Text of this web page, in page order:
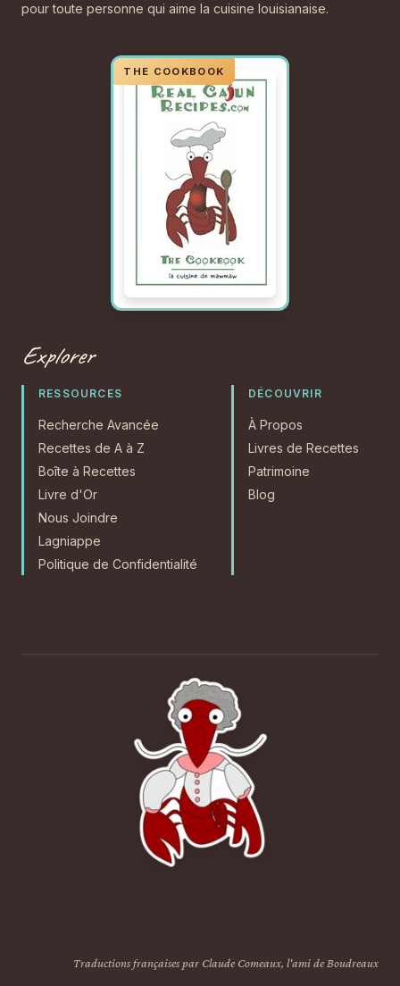
pour toute personne qui aime la cuisine louisianaise.
Explorer
RESSOURCES
Recherche Avancée
Recettes de A à Z
Boîte à Recettes
Livre d'Or
Nous Joindre
Lagniappe
Politique de Confidentialité
DÉCOUVRIR
À Propos
Livres de Recettes
Patrimoine
Blog
Traductions françaises par Claude Comeaux, l'ami de Boudreaux